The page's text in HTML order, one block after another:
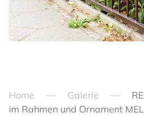
Home Galerie
im Rahmen und Ornament